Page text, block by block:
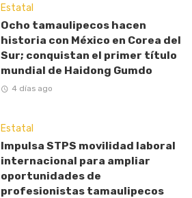
Estatal
Ocho tamaulipecos hacen
historia con México en Corea del
Sur; conquistan el primer título
mundial de Haidong Gumdo
4 días ago
Estatal
Impulsa STPS movilidad laboral
internacional para ampliar
oportunidades de
profesionistas tamaulipecos